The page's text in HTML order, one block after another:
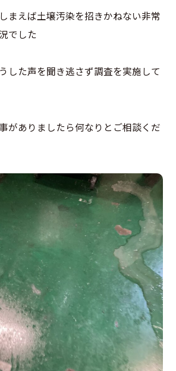
まえば土壌汚染を招きかねない非常
でした
した声を聞き逃さず調査を実施して
がありましたら何なりとご相談くだ